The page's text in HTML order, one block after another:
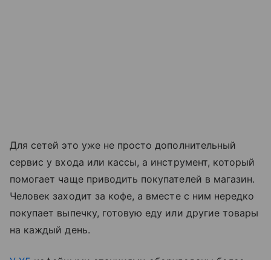
Для сетей это уже не просто дополнительный
сервис у входа или кассы, а инструмент, который
помогает чаще приводить покупателей в магазин.
Человек заходит за кофе, а вместе с ним нередко
покупает выпечку, готовую еду или другие товары
на каждый день.